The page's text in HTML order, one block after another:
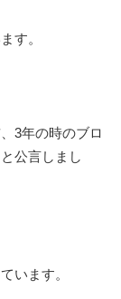
す。
3年の時のブロ
公言しまし
います。